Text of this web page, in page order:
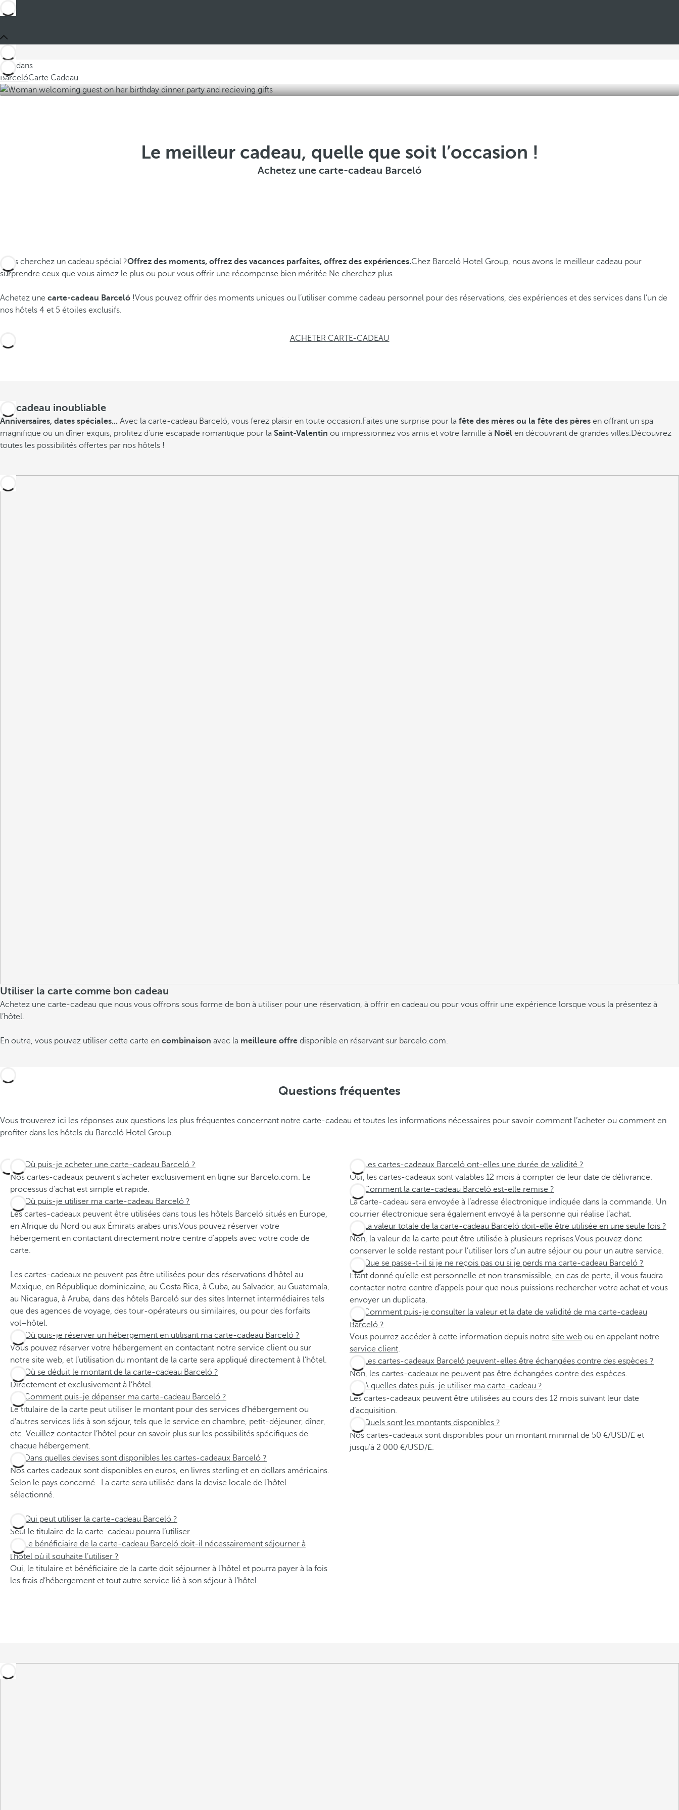
Ces dans
BarcelóCarte Cadeau
Le meilleur cadeau, quelle que soit l’occasion !
Achetez une carte-cadeau Barceló
Vous cherchez un cadeau spécial ?Offrez des moments, offrez des vacances parfaites, offrez des expériences.Chez Barceló Hotel Group, nous avons le meilleur cadeau pour
surprendre ceux que vous aimez le plus ou pour vous offrir une récompense bien méritée.Ne cherchez plus...
Achetez une carte-cadeau Barceló !Vous pouvez offrir des moments uniques ou l’utiliser comme cadeau personnel pour des réservations, des expériences et des services dans l’un de
nos hôtels 4 et 5 étoiles exclusifs.
ACHETER CARTE-CADEAU
Un cadeau inoubliable
Anniversaires, dates spéciales... Avec la carte-cadeau Barceló, vous ferez plaisir en toute occasion.Faites une surprise pour la fête des mères ou la fête des pères en offrant un spa
magnifique ou un dîner exquis, profitez d’une escapade romantique pour la Saint-Valentin ou impressionnez vos amis et votre famille à Noël en découvrant de grandes villes.Découvrez
toutes les possibilités offertes par nos hôtels !
Utiliser la carte comme bon cadeau
Achetez une carte-cadeau que nous vous offrons sous forme de bon à utiliser pour une réservation, à offrir en cadeau ou pour vous offrir une expérience lorsque vous la présentez à
l’hôtel.
En outre, vous pouvez utiliser cette carte en combinaison avec la meilleure offre disponible en réservant sur barcelo.com.
Questions fréquentes
Vous trouverez ici les réponses aux questions les plus fréquentes concernant notre carte-cadeau et toutes les informations nécessaires pour savoir comment l’acheter ou comment en
profiter dans les hôtels du Barceló Hotel Group.
Où puis-je acheter une carte-cadeau Barceló ?
Nos cartes-cadeaux peuvent s’acheter exclusivement en ligne sur Barcelo.com. Le
processus d’achat est simple et rapide.
Où puis-je utiliser ma carte-cadeau Barceló ?
Les cartes-cadeaux peuvent être utilisées dans tous les hôtels Barceló situés en Europe,
en Afrique du Nord ou aux Émirats arabes unis.Vous pouvez réserver votre
hébergement en contactant directement notre centre d’appels avec votre code de
carte.
Les cartes-cadeaux ne peuvent pas être utilisées pour des réservations d'hôtel au
Mexique, en République dominicaine, au Costa Rica, à Cuba, au Salvador, au Guatemala,
au Nicaragua, à Aruba, dans des hôtels Barceló sur des sites Internet intermédiaires tels
que des agences de voyage, des tour-opérateurs ou similaires, ou pour des forfaits
vol+hôtel.
Où puis-je réserver un hébergement en utilisant ma carte-cadeau Barceló ?
Vous pouvez réserver votre hébergement en contactant notre service client ou sur
notre site web, et l’utilisation du montant de la carte sera appliqué directement à l’hôtel.
Où se déduit le montant de la carte-cadeau Barceló ?
Directement et exclusivement à l’hôtel.
Comment puis-je dépenser ma carte-cadeau Barceló ?
Le titulaire de la carte peut utiliser le montant pour des services d’hébergement ou
d’autres services liés à son séjour, tels que le service en chambre, petit-déjeuner, dîner,
etc. Veuillez contacter l’hôtel pour en savoir plus sur les possibilités spécifiques de
chaque hébergement.
Dans quelles devises sont disponibles les cartes-cadeaux Barceló ?
Nos cartes cadeaux sont disponibles en euros, en livres sterling et en dollars américains.
Selon le pays concerné. La carte sera utilisée dans la devise locale de l’hôtel
sélectionné.
Qui peut utiliser la carte-cadeau Barceló ?
Seul le titulaire de la carte-cadeau pourra l’utiliser.
Le bénéficiaire de la carte-cadeau Barceló doit-il nécessairement séjourner à
l’hôtel où il souhaite l’utiliser ?
Oui, le titulaire et bénéficiaire de la carte doit séjourner à l’hôtel et pourra payer à la fois
les frais d’hébergement et tout autre service lié à son séjour à l’hôtel.
Les cartes-cadeaux Barceló ont-elles une durée de validité ?
Oui, les cartes-cadeaux sont valables 12 mois à compter de leur date de délivrance.
Comment la carte-cadeau Barceló est-elle remise ?
La carte-cadeau sera envoyée à l’adresse électronique indiquée dans la commande. Un
courrier électronique sera également envoyé à la personne qui réalise l’achat.
La valeur totale de la carte-cadeau Barceló doit-elle être utilisée en une seule fois ?
Non, la valeur de la carte peut être utilisée à plusieurs reprises.Vous pouvez donc
conserver le solde restant pour l’utiliser lors d’un autre séjour ou pour un autre service.
Que se passe-t-il si je ne reçois pas ou si je perds ma carte-cadeau Barceló ?
Étant donné qu’elle est personnelle et non transmissible, en cas de perte, il vous faudra
contacter notre centre d’appels pour que nous puissions rechercher votre achat et vous
envoyer un duplicata.
Comment puis-je consulter la valeur et la date de validité de ma carte-cadeau
Barceló ?
Vous pourrez accéder à cette information depuis notre site web ou en appelant notre
service client.
Les cartes-cadeaux Barceló peuvent-elles être échangées contre des espèces ?
Non, les cartes-cadeaux ne peuvent pas être échangées contre des espèces.
À quelles dates puis-je utiliser ma carte-cadeau ?
Les cartes-cadeaux peuvent être utilisées au cours des 12 mois suivant leur date
d’acquisition.
Quels sont les montants disponibles ?
Nos cartes-cadeaux sont disponibles pour un montant minimal de 50 €/USD/£ et
jusqu’à 2 000 €/USD/£.